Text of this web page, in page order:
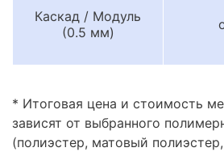
Каскад / Модуль
(0.5 мм)
* Итоговая цена и стоимость
зависят от выбранного
(полиэстер, матовый